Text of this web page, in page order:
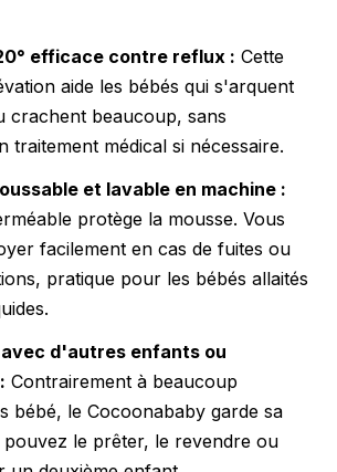
efficace contre reflux : Cette
aide les bébés qui s'arquent
crachent beaucoup, sans
traitement médical si nécessaire.
et lavable en machine :
protège la mousse. Vous
facilement en cas de fuites ou
pratique pour les bébés allaités
avec d'autres enfants ou
Contrairement à beaucoup
bébé, le Cocoonababy garde sa
pouvez le prêter, le revendre ou